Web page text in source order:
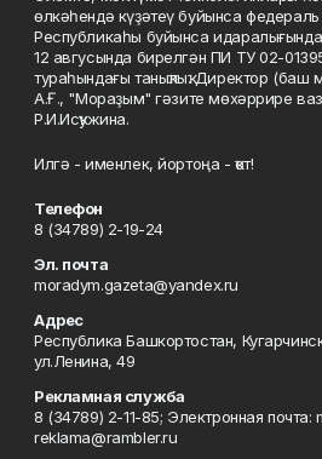
өлкәһендә күҙәтеү буйынса федераль
Республикаһы буйынса
12 авгусында бирелгән ПИ ТУ 02-
тураһындағы таныҡлыҡ. Директор
А.Ғ., "Мораҙым" гәзите мөхәррире
Р.И.Исҡужина.
Илгә - именлек, йортоңа - ҡот!
Телефон
8 (34789) 2-19-24
Эл. почта
moradym.gazeta@yandex.ru
Адрес
Республика Башкортостан,
ул.Ленина, 49
Рекламная служба
8 (34789) 2-11-85; Электронная почта:
reklama@rambler.ru